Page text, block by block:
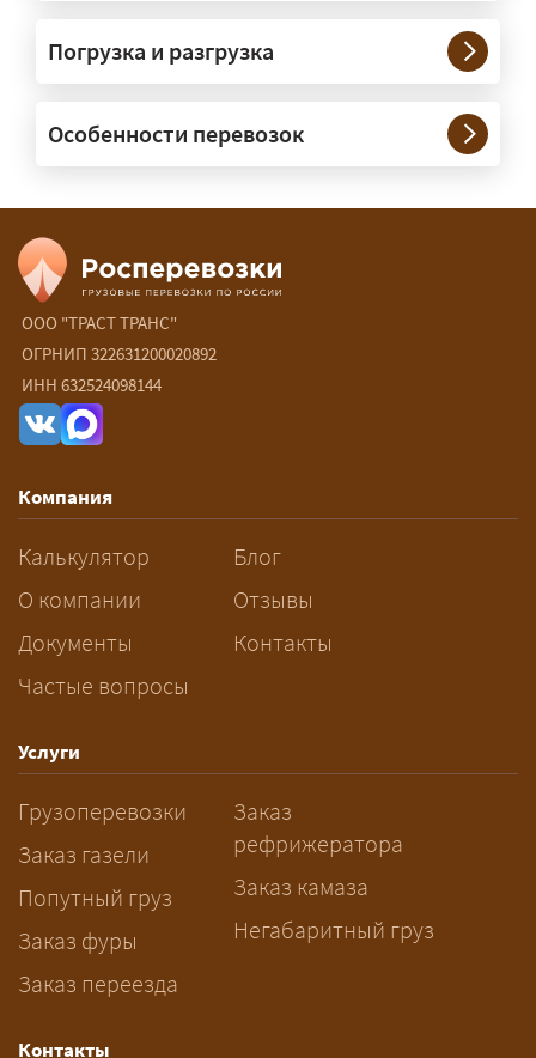
сопровождение?
организуем. Потребность в машинах
прикрытия зависит от габаритов
груза и маршрута; это определяется
Сколько стоит перевозка
негабарита?
— От 90 ₽/км. Точная стоимость
рассчитывается индивидуально:
влияют габариты и вес груза,
разрешений и машин
сопровождения.
За сколько дней заказывать
перевозку негабарита?
— Заранее: только оформление
рабочих дней. Оставьте заявку
заблаговременно — логист
рассчитает маршрут и запустит
подготовку документов.
Погрузка и разгрузка
Особенности перевозок
ООО "ТРАСТ ТРАНС"
ОГРНИП 322631200020892
ИНН 632524098144
Компания
Калькулятор
О компании
Документы
Частые вопросы
Блог
Отзывы
Контакты
Услуги
Грузоперевозки
Заказ газели
Попутный груз
Заказ фуры
Заказ переезда
Заказ
рефрижератора
Заказ камаза
Негабаритный груз
Контакты